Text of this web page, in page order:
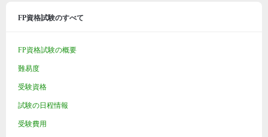
FP資格試験のすべて
FP資格試験の概要
難易度
受験資格
試験の日程情報
受験費用